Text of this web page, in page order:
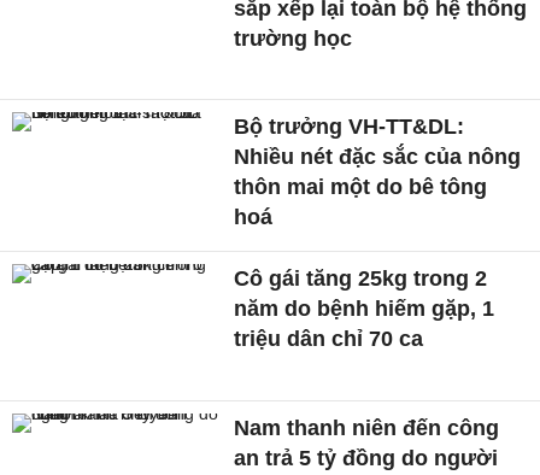
sắp xếp lại toàn bộ hệ thống
trường học
Bộ trưởng VH-TT&DL:
Nhiều nét đặc sắc của nông
thôn mai một do bê tông
hoá
Cô gái tăng 25kg trong 2
năm do bệnh hiếm gặp, 1
triệu dân chỉ 70 ca
Nam thanh niên đến công
an trả 5 tỷ đồng do người